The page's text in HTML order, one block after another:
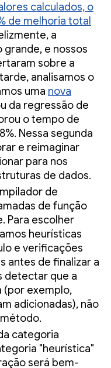
calculados, o
de melhoria total
a
e nossos
sobre a
analisamos o
uma nova
da regressão de
o tempo de
Nessa segunda
e reimaginar
para nos
de dados.
de
de função
Para escolher
heurísticas
e verificações
antes de finalizar a
detectar que a
(por exemplo,
adicionadas), não
categoria
"heurística"
será bem-